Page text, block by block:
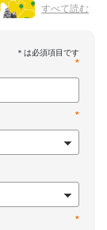
すべて読む
*
*
*